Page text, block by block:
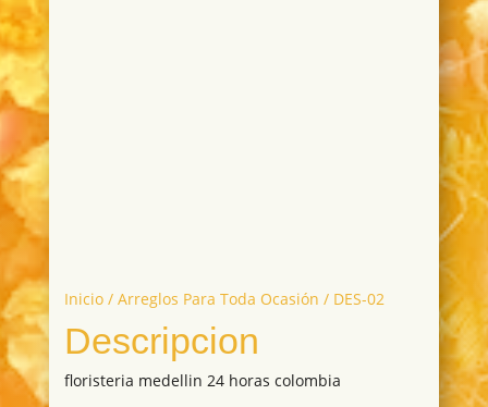
Inicio/ Arreglos Para Toda Ocasión / DES-02
Descripcion
floristeria medellin 24 horas colombia